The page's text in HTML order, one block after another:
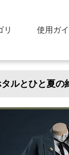
リ 使用ガ
ルとひと夏